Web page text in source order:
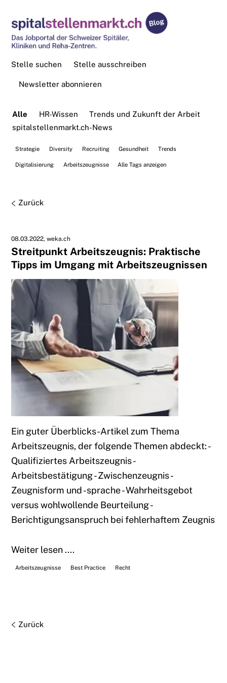
Stelle ausschreiben
Stelle suchen
Newsletter abonnieren
Alle HR-Wissen
Trends und Zukunft der Arbeit
spitalstellenmarkt.ch-News
Strategie Diversity Recruiting Gesundheit Trends
Digitalisierung Arbeitszeugnisse Alle Tags anzeigen
Zurück
08.03.2022 weka.ch
Streitpunkt Arbeitszeugnis: Praktische
Tipps im Umgang mit Arbeitszeugnissen
Ein guter Überblicks-Artikel zum Thema
Arbeitszeugnis, der folgende Themen abdeckt: -
Qualifiziertes Arbeitszeugnis -
Arbeitsbestätigung - Zwischenzeugnis -
Zeugnisform und -sprache - Wahrheitsgebot
versus wohlwollende Beurteilung -
Berichtigungsanspruch bei fehlerhaftem Zeugnis
Weiter lesen ....
Arbeitszeugnisse Best Practice Recht
Zurück